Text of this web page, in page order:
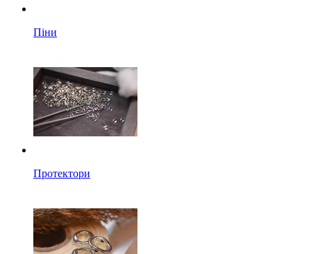
Піни
Протектори